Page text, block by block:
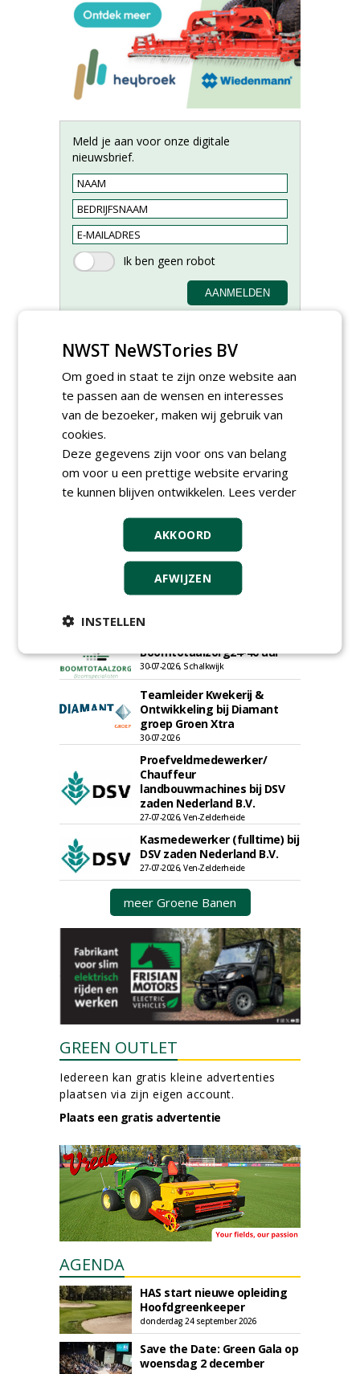
Meld je aan voor onze digitale
nieuwsbrief.
Hoofdgreenkeeper (m/v)
Golfbaan KralingenOosthoek
groepRotterdam
Meewerkend Voorman
Sportvelden bij
Werkorganisatie BUCH
Hoofd Greenkeeper bij
golfbaan De Woeste Kop
09-07-2026, Axel
Groeiplaats specialist bij
Boomtotaalzorg32-40 uur
Boomtotaalzorg24-40 uur
30-07-2026, Schalkwijk
Teamleider Kwekerij &
Ontwikkeling bij Diamant
groep Groen Xtra
30-07-2026
Proefveldmedewerker/
Chauffeur
landbouwmachines bij DSV
zaden Nederland B.V.
27-07-2026, Ven-Zelderheide
Kasmedewerker (fulltime) bij
DSV zaden Nederland B.V.
27-07-2026, Ven-Zelderheide
meer Groene Banen
GREEN OUTLET
Iedereen kan gratis kleine advertenties
plaatsen via zijn eigen account.
Plaats een gratis advertentie
AGENDA
HAS start nieuwe opleiding
Hoofdgreenkeeper
donderdag 24 september 2026
Save the Date: Green Gala op
woensdag 2 december
NWST NeWSTories BV
Om goed in staat te zijn onze website aan
te passen aan de wensen en interesses
van de bezoeker, maken wij gebruik van
cookies.
Deze gegevens zijn voor ons van belang
om voor u een prettige website ervaring
te kunnen blijven ontwikkelen. Lees verder
AKKOORD
AFWIJZEN
INSTELLEN